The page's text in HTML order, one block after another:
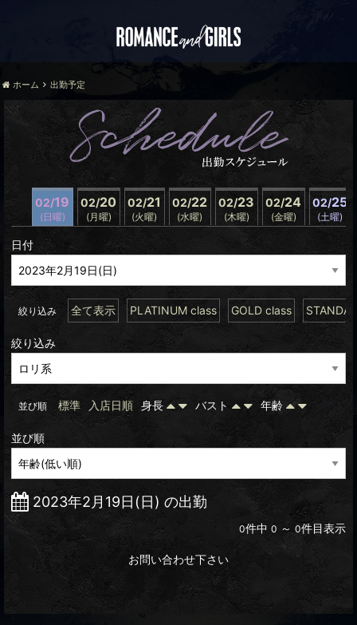
ホーム 出勤予定
02/19
(日曜)
02/20
(月曜)
02/21
(火曜)
02/22
(水曜)
02/23
(木曜)
02/24
(金曜)
02/25
(土曜)
日付
絞り込み 全て表示 PLATINUM class GOLD class
絞り込み
並び順 標準 入店日順 身長 バスト 年齢
並び順
2023年2月19日(日) の出勤
0件中 0 ～ 0件目表示
お問い合わせ下さい